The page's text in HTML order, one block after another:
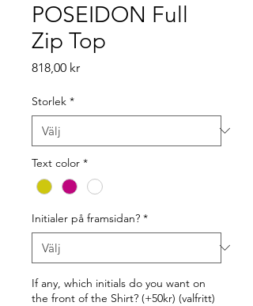
POSEIDON Full
Zip Top
818,00 krPris
Storlek *
Text color *
Initialer på framsidan? *
If any, which initials do you want on
the front of the Shirt? (+50kr) (valfritt)